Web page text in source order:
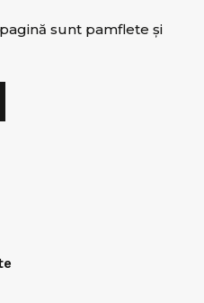
sunt pamflete şi